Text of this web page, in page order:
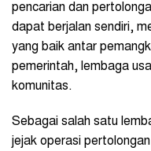
pencarian dan
dapat berjalan sendiri,
yang baik antar
pemerintah, lembaga
komunitas.
Sebagai salah satu
jejak operasi